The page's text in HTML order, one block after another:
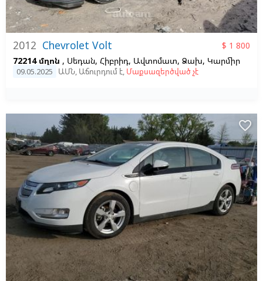
2012 Chevrolet Volt
$ 1 800
72214 մղոն , Սեդան, Հիբրիդ, Ավտոմատ, Ձախ, Կարմիր
09.05.2025 ԱՄՆ, Աճուրդում է, Մաքսազերծված չէ
favorite_border